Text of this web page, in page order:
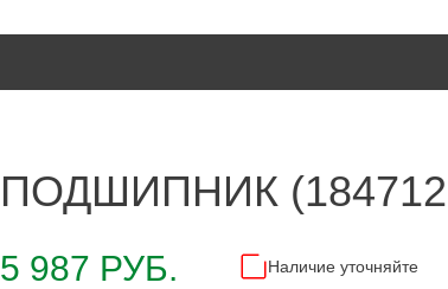
ПОДШИПНИК
5 987 РУБ. Наличие уточняйте